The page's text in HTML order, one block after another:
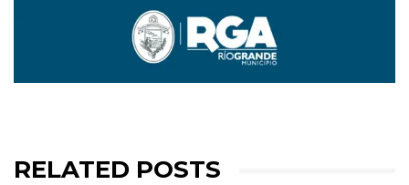
RELATED POSTS